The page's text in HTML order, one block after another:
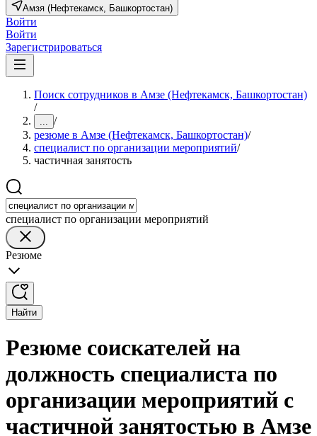
Амзя (Нефтекамск, Башкортостан)
Войти
Войти
Зарегистрироваться
Поиск сотрудников в Амзе (Нефтекамск, Башкортостан)
/
... /
резюме в Амзе (Нефтекамск, Башкортостан)/
специалист по организации мероприятий/
частичная занятость
специалист по организации мероприятий
Резюме
Найти
Резюме соискателей на
должность специалиста по
организации мероприятий с
частичной занятостью в Амзе